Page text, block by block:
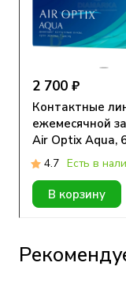
2 700 ₽
Контактные
ежемесячной
Air Optix Aqua,
4.7 Есть в
В корзину